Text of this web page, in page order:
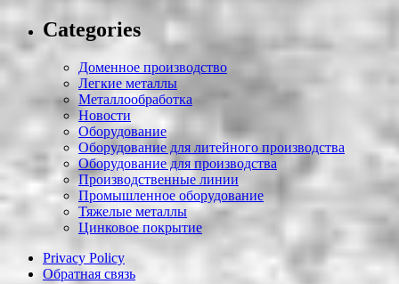
Categories
Доменное производство
Легкие металлы
Металлообработка
Новости
Оборудование
Оборудование для литейного производства
Оборудование для производства
Производственные линии
Промышленное оборудование
Тяжелые металлы
Цинковое покрытие
Privacy Policy
Обратная связь